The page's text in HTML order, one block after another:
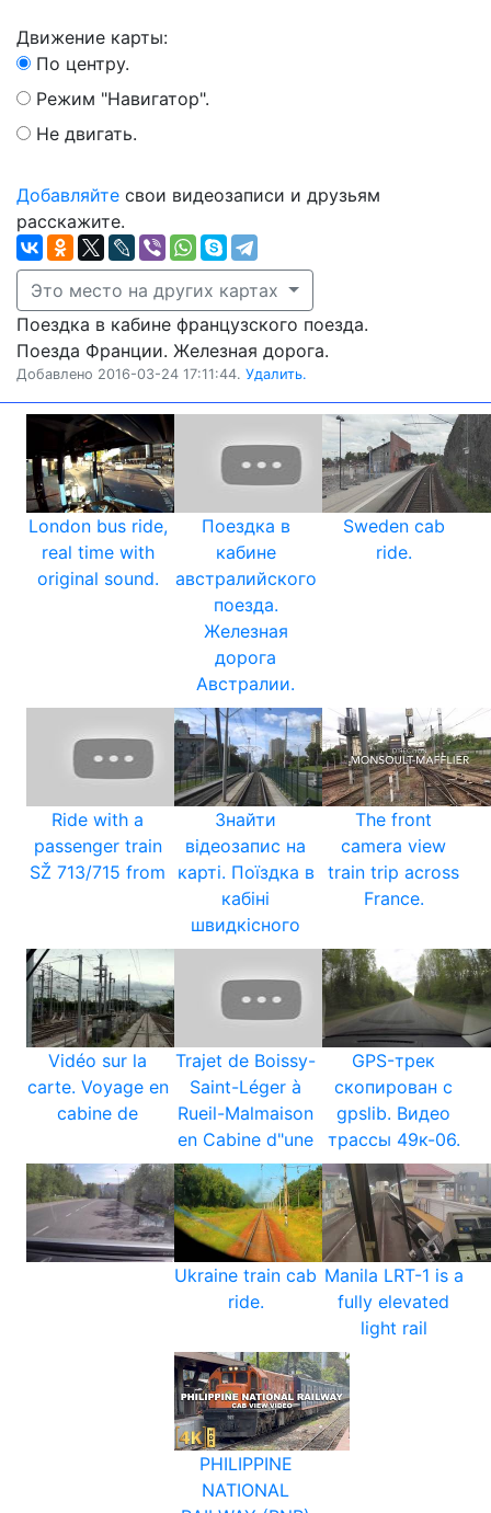
Движение карты:
По центру.
Режим "Навигатор".
Не двигать.
Добавляйте свои видеозаписи и друзьям
расскажите.
Это место на других картах
Поездка в кабине французского поезда.
Поезда Франции. Железная дорога.
Добавлено 2016-03-24 17:11:44. Удалить.
London bus ride,
real time with
original sound.
Поездка в
кабине
австралийского
поезда.
Железная
дорога
Австралии.
Sweden cab
ride.
Ride with a
passenger train
SŽ 713/715 from
Знайти
відеозапис на
карті. Поїздка в
кабіні
швидкісного
The front
camera view
train trip across
France.
Vidéo sur la
carte. Voyage en
cabine de
Trajet de Boissy-
Saint-Léger à
Rueil-Malmaison
en Cabine d"une
GPS-трек
скопирован с
gpslib. Видео
трассы 49к-06.
Ukraine train cab
ride.
Manila LRT-1 is a
fully elevated
light rail
PHILIPPINE
NATIONAL